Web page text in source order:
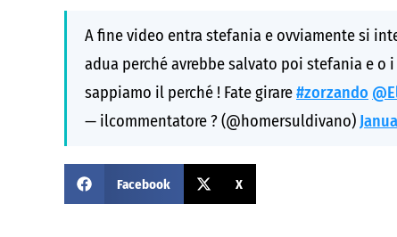
A fine video entra stefania e ovviamente si
adua perché avrebbe salvato poi stefania e o
sappiamo il perché ! Fate girare#zorzando
— ilcommentatore ? (@homersuldivano)
Facebook X